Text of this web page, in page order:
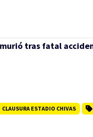
tras fatal
CLAUSURA ESTADIO CHIVAS